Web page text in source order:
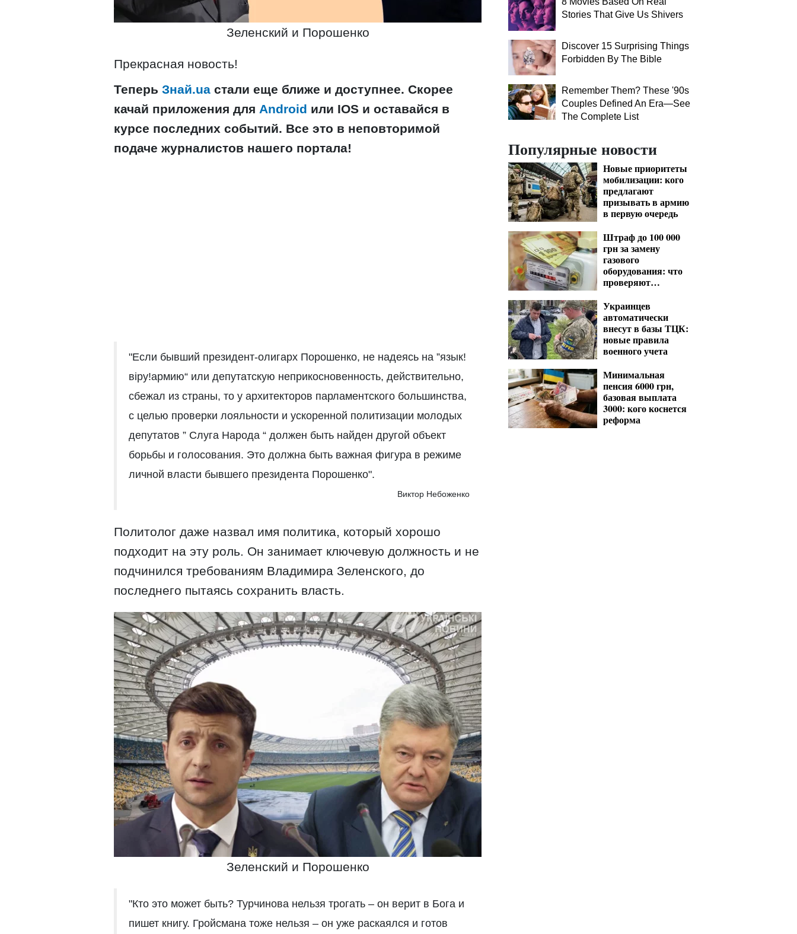
Зеленский и Порошенко
Прекрасная новость!
Теперь Знай.ua стали еще ближе и доступнее. Скорее
качай приложения для Android или IOS и оставайся в
курсе последних событий. Все это в неповторимой
подаче журналистов нашего портала!
"Если бывший президент-олигарх Порошенко, не надеясь на ”язык!
віру!армию“ или депутатскую неприкосновенность, действительно,
сбежал из страны, то у архитекторов парламентского большинства,
с целью проверки лояльности и ускоренной политизации молодых
депутатов ” Слуга Народа “ должен быть найден другой объект
борьбы и голосования. Это должна быть важная фигура в режиме
личной власти бывшего президента Порошенко".
Виктор Небоженко
Политолог даже назвал имя политика, который хорошо
подходит на эту роль. Он занимает ключевую должность и не
подчинился требованиям Владимира Зеленского, до
последнего пытаясь сохранить власть.
Зеленский и Порошенко
"Кто это может быть? Турчинова нельзя трогать – он верит в Бога и
пишет книгу. Гройсмана тоже нельзя – он уже раскаялся и готов
Stories That Give Us Shivers
Discover 15 Surprising Things
Forbidden By The Bible
Remember Them? These '90s
Couples Defined An Era—See
The Complete List
Популярные новости
Новые приоритеты
мобилизации: кого
предлагают
призывать в армию
в первую очередь
Штраф до 100 000
грн за замену
газового
оборудования: что
проверяют
Украинцев
автоматически
внесут в базы ТЦК:
новые правила
военного учета
Минимальная
пенсия 6000 грн,
базовая выплата
3000: кого коснется
реформа